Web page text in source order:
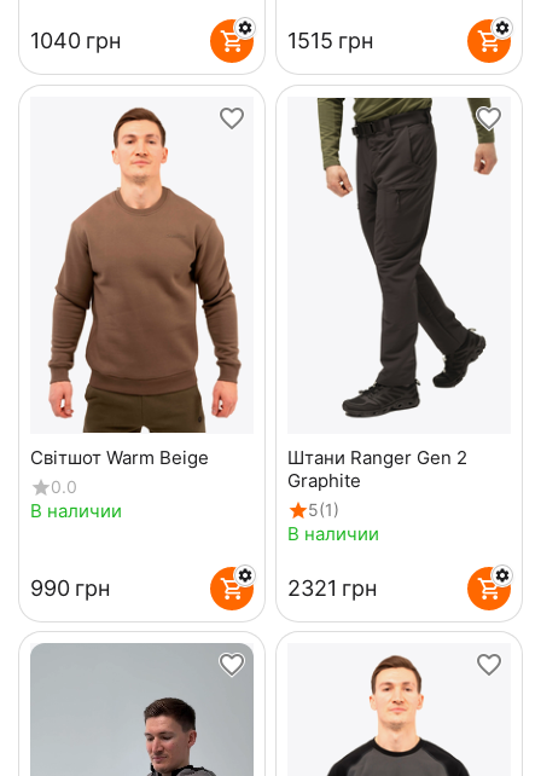
‍1040‍ грн ‍1515‍ грн
Світшот Warm Beige
0.0
В наличии
‍990‍ грн
Штани Ranger Gen 2
Graphite
5(1)
В наличии
‍2321‍ грн